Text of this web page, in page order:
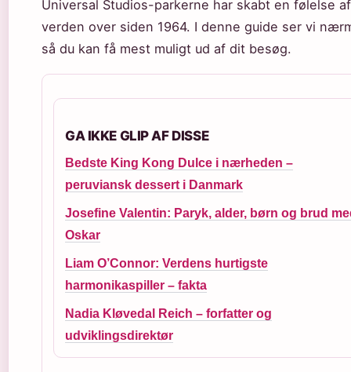
Universal Studios-parkerne har skabt en
verden over siden 1964. I denne guide ser vi
så du kan få mest muligt ud af dit besøg.
GA IKKE GLIP AF DISSE
Bedste King Kong Dulce i nærheden –
peruviansk dessert i Danmark
Josefine Valentin: Paryk, alder, børn og brud
Oskar
Liam O’Connor: Verdens hurtigste
harmonikaspiller – fakta
Nadia Kløvedal Reich – forfatter og
udviklingsdirektør